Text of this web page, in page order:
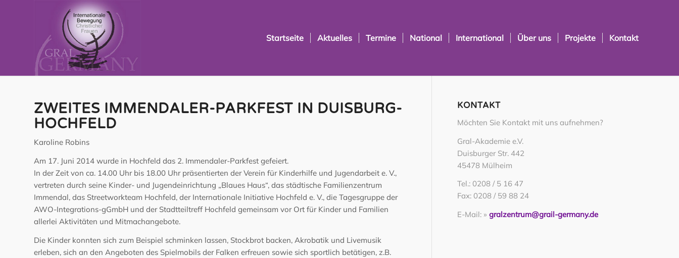
Startseite Aktuelles Termine National International Über uns Projekte Kontakt
ZWEITES IMMENDALER-PARKFEST IN DUISBURG-
HOCHFELD
Karoline Robins
Am 17. Juni 2014 wurde in Hochfeld das 2. Immendaler-Parkfest gefeiert.
In der Zeit von ca. 14.00 Uhr bis 18.00 Uhr präsentierten der Verein für Kinderhilfe und Jugendarbeit e. V.,
vertreten durch seine Kinder- und Jugendeinrichtung „Blaues Haus“, das städtische Familienzentrum
Immendal, das Streetworkteam Hochfeld, der Internationale Initiative Hochfeld e. V., die Tagesgruppe der
AWO-Integrations-gGmbH und der Stadtteiltreff Hochfeld gemeinsam vor Ort für Kinder und Familien
allerlei Aktivitäten und Mitmachangebote.
Die Kinder konnten sich zum Beispiel schminken lassen, Stockbrot backen, Akrobatik und Livemusik
erleben, sich an den Angeboten des Spielmobils der Falken erfreuen sowie sich sportlich betätigen, z.B.
KONTAKT
Möchten Sie Kontakt mit uns aufnehmen?
Gral-Akademie e.V.
Duisburger Str. 442
45478 Mülheim
Tel.: 0208 / 5 16 47
Fax: 0208 / 59 88 24
E-Mail: » gralzentrum@grail-germany.de